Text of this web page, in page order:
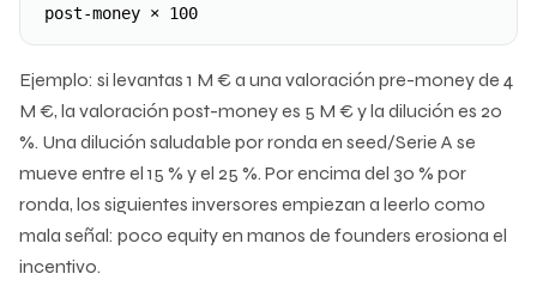
post-money × 100
Ejemplo: si levantas 1 M € a una valoración pre-money de 4
M €, la valoración post-money es 5 M € y la dilución es 20
%. Una dilución saludable por ronda en seed/Serie A se
mueve entre el 15 % y el 25 %. Por encima del 30 % por
ronda, los siguientes inversores empiezan a leerlo como
mala señal: poco equity en manos de founders erosiona el
incentivo.